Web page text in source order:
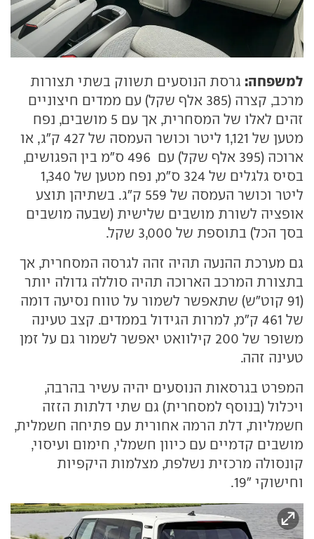
למשפחה: גרסת הנוסעים תשווק בשתי תצורות
מרכב, קצרה (385 אלף שקל) עם ממדים חיצוניים
זהים לאלו של המסחרית, אך עם 5 מושבים, נפח
מטען של 1,121 ליטר וכושר העמסה של 427 ק"ג, או
ארוכה (395 אלף שקל) עם 496 ס"מ בין הפגושים,
בסיס גלגלים של 324 ס"מ, נפח מטען של 1,340
ליטר וכושר העמסה של 559 ק"ג. בשתיהן תוצע
אופציה לשורת מושבים שלישית (שבעה מושבים
בסך הכל) בתוספת של 3,000 שקל.
גם מערכת ההנעה תהיה זהה לגרסה המסחרית, אך
בתצורת המרכב הארוכה תהיה סוללה גדולה יותר
(91 קוט"ש) שתאפשר לשמור על טווח נסיעה דומה
של 461 ק"מ, למרות הגידול בממדים. קצב טעינה
משופר של 200 קילוואט יאפשר לשמור גם על זמן
טעינה זהה.
המפרט בגרסאות הנוסעים יהיה עשיר בהרבה,
ויכלול (בנוסף למסחרית) גם שתי דלתות הזזה
חשמליות, דלת הרמה אחורית עם פתיחה חשמלית,
מושבים קדמיים עם כיוון חשמלי, חימום ועיסוי,
קונסולה מרכזית נשלפת, מצלמות היקפיות
וחישוקי "19.